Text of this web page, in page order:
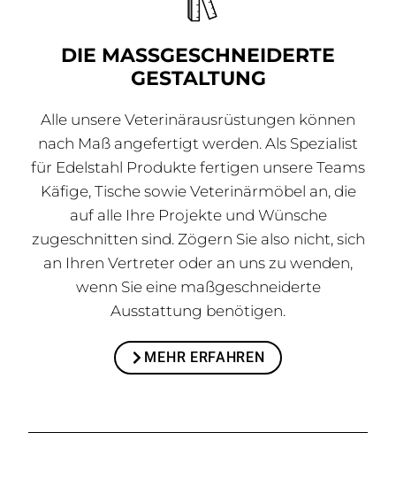
DIE MASSGESCHNEIDERTE
GESTALTUNG
Alle unsere Veterinärausrüstungen können
nach Maß angefertigt werden. Als Spezialist
für Edelstahl Produkte fertigen unsere Teams
Käfige, Tische sowie Veterinärmöbel an, die
auf alle Ihre Projekte und Wünsche
zugeschnitten sind. Zögern Sie also nicht, sich
an Ihren Vertreter oder an uns zu wenden,
wenn Sie eine maßgeschneiderte
Ausstattung benötigen.
MEHR ERFAHREN